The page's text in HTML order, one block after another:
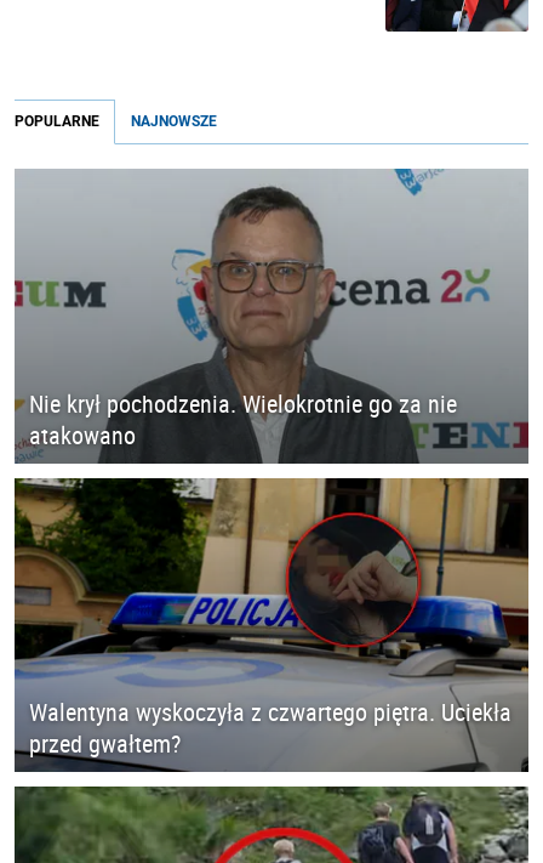
POPULARNE NAJNOWSZE
Nie krył pochodzenia. Wielokrotnie go za nie
atakowano
Walentyna wyskoczyła z czwartego piętra. Uciekła
przed gwałtem?